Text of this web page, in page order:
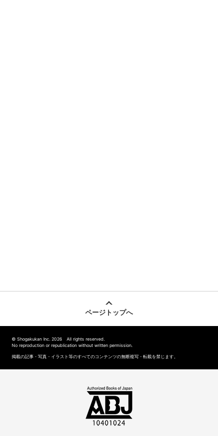
ページトップへ
© Shogakukan Inc. 2026 All rights reserved.
No reproduction or republication without written permission.
掲載の記事・写真・イラスト等のすべてのコンテンツの無断複写・転載を禁じます。